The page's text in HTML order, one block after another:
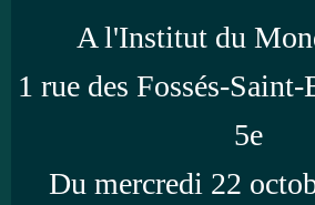
A l'Institut du
1 rue des Fossés-
5e
Du mercredi 22